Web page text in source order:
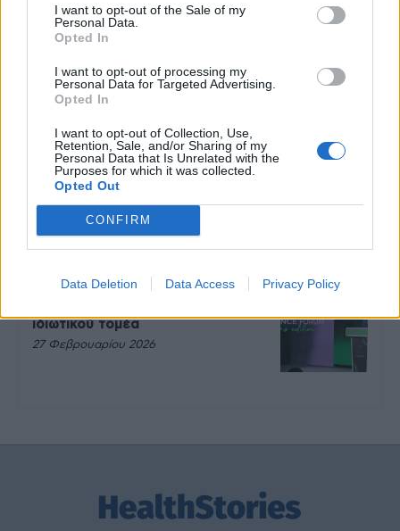
I want to opt-out of the Sale of my
Personal Data.
Opted In
I want to opt-out of processing my
Personal Data for Targeted Advertising.
Opted In
I want to opt-out of Collection, Use,
Retention, Sale, and/or Sharing of my
Personal Data that Is Unrelated with the
Purposes for which it was collected.
Opted Out
CONFIRM
Data Deletion Data Access Privacy Policy
Μεταπροπονητική πείνα: Ο λόγος
που θέλεις να καταβροχθίσεις τα
πάντα μετά την άσκηση
Ωρίων – Σπάνια νοσήματα
συνδέονται με μνημεία που
διαμόρφωσαν την ιστορία και το
πνεύμα της χώρας μας
Γεωργιάδης: Πολλαπλά οφέλη από
ιδιωτικού τομέα
27 Φεβρουαρίου 2026